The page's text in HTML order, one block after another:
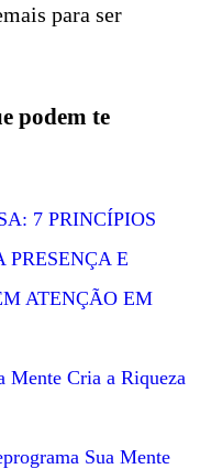
para ser
podem te
7 PRINCÍPIOS
E
ATENÇÃO EM
Mente Cria a Riqueza
Sua Mente